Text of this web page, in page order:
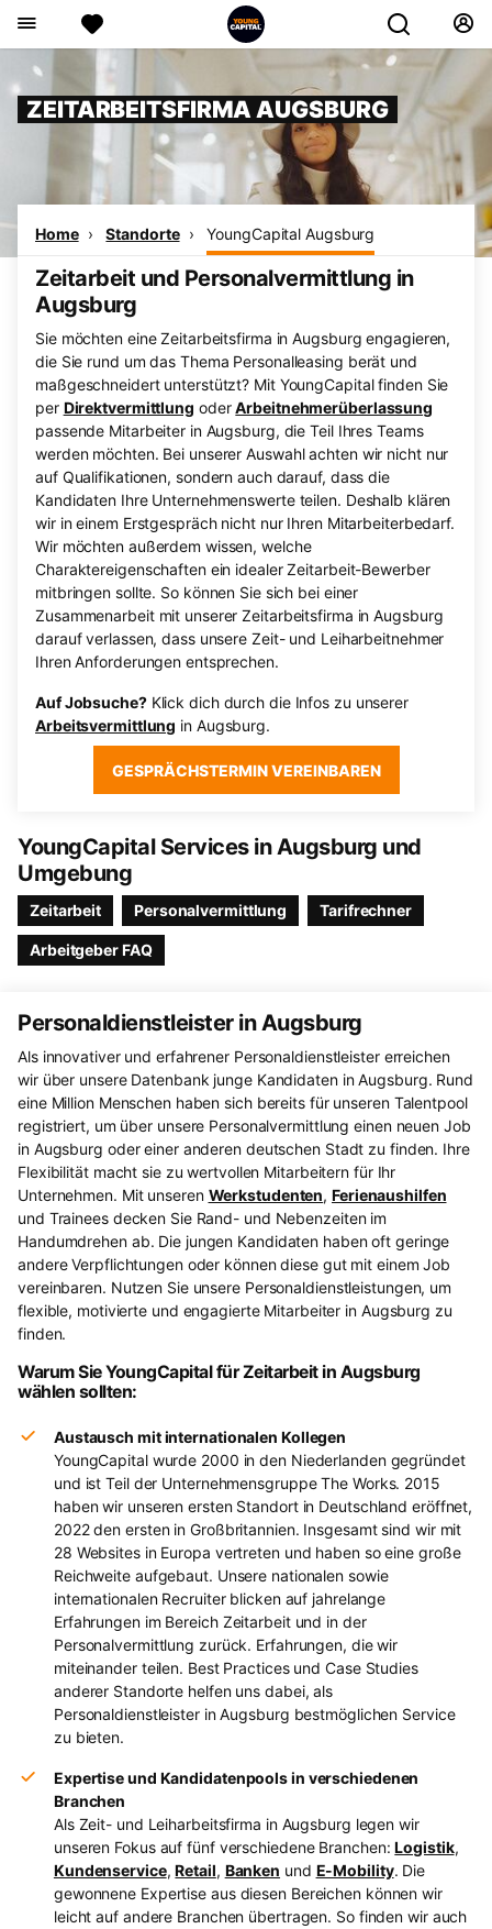
ZEITARBEITSFIRMA AUGSBURG
Home Standorte YoungCapital Augsburg
Zeitarbeit und Personalvermittlung in
Augsburg
Sie möchten eine Zeitarbeitsfirma in Augsburg engagieren,
die Sie rund um das Thema Personalleasing berät und
maßgeschneidert unterstützt? Mit YoungCapital finden Sie
per Direktvermittlung oderArbeitnehmerüberlassung
passende Mitarbeiter in Augsburg, die Teil Ihres Teams
werden möchten. Bei unserer Auswahl achten wir nicht nur
auf Qualifikationen, sondern auch darauf, dass die
Kandidaten Ihre Unternehmenswerte teilen. Deshalb klären
wir in einem Erstgespräch nicht nur Ihren Mitarbeiterbedarf.
Wir möchten außerdem wissen, welche
Charaktereigenschaften ein idealer Zeitarbeit-Bewerber
mitbringen sollte. So können Sie sich bei einer
Zusammenarbeit mit unserer Zeitarbeitsfirma in Augsburg
darauf verlassen, dass unsere Zeit- und Leiharbeitnehmer
Ihren Anforderungen entsprechen.
Auf Jobsuche?Klick dich durch die Infos zu unserer
Arbeitsvermittlung in Augsburg.
GESPRÄCHSTERMIN VEREINBAREN
YoungCapital Services in Augsburg und
Umgebung
Zeitarbeit Personalvermittlung Tarifrechner
Arbeitgeber FAQ
Personaldienstleister in Augsburg
Als innovativer und erfahrener Personaldienstleister erreichen
wir über unsere Datenbank junge Kandidaten in Augsburg. Rund
eine Million Menschen haben sich bereits für unseren Talentpool
registriert, um über unsere Personalvermittlung einen neuen Job
in Augsburg oder einer anderen deutschen Stadt zu finden. Ihre
Flexibilität macht sie zu wertvollen Mitarbeitern für Ihr
Unternehmen. Mit unseren Werkstudenten,Ferienaushilfen
und Trainees decken Sie Rand- und Nebenzeiten im
Handumdrehen ab. Die jungen Kandidaten haben oft geringe
andere Verpflichtungen oder können diese gut mit einem Job
vereinbaren. Nutzen Sie unsere Personaldienstleistungen, um
flexible, motivierte und engagierte Mitarbeiter in Augsburg zu
finden.
Warum Sie YoungCapital für Zeitarbeit in Augsburg
wählen sollten:
Austausch mit internationalen Kollegen
YoungCapital wurde 2000 in den Niederlanden gegründet
und ist Teil der Unternehmensgruppe The Works. 2015
haben wir unseren ersten Standort in Deutschland eröffnet,
2022 den ersten in Großbritannien. Insgesamt sind wir mit
28 Websites in Europa vertreten und haben so eine große
Reichweite aufgebaut. Unsere nationalen sowie
internationalen Recruiter blicken auf jahrelange
Erfahrungen im Bereich Zeitarbeit und in der
Personalvermittlung zurück. Erfahrungen, die wir
miteinander teilen. Best Practices und Case Studies
anderer Standorte helfen uns dabei, als
Personaldienstleister in Augsburg bestmöglichen Service
zu bieten.
Expertise und Kandidatenpools in verschiedenen
Branchen
Als Zeit- und Leiharbeitsfirma in Augsburg legen wir
unseren Fokus auf fünf verschiedene Branchen:Logistik,
Kundenservice,Retail, Banken und E-Mobility. Die
gewonnene Expertise aus diesen Bereichen können wir
leicht auf andere Branchen übertragen. So finden wir auch